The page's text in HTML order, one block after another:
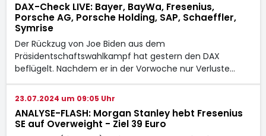
DAX-Check LIVE: Bayer, BayWa, Fresenius,
Porsche AG, Porsche Holding, SAP, Schaeffler,
Symrise
Der Rückzug von Joe Biden aus dem
Präsidentschaftswahlkampf hat gestern den DAX
beflügelt. Nachdem er in der Vorwoche nur Verluste…
23.07.2024 um 09:05 Uhr
ANALYSE-FLASH: Morgan Stanley hebt Fresenius
SE auf Overweight - Ziel 39 Euro